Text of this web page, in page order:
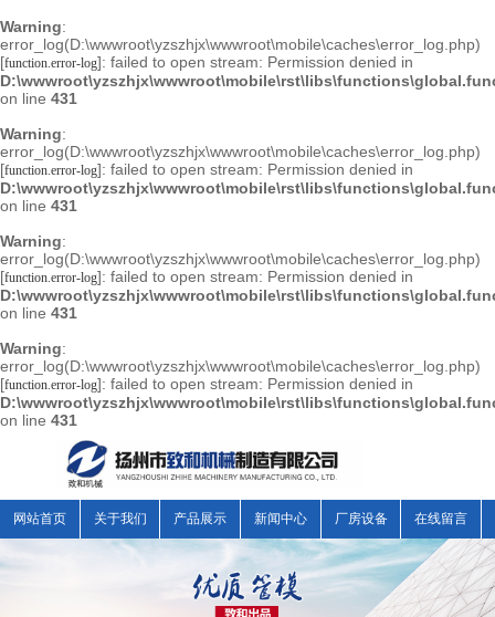
Warning:
error_log(D:\wwwroot\yzszhjx\wwwroot\mobile\caches\error_log.php)
[function.error-log]: failed to open stream: Permission denied in
on line 431
Warning:
error_log(D:\wwwroot\yzszhjx\wwwroot\mobile\caches\error_log.php)
[function.error-log]: failed to open stream: Permission denied in
on line 431
Warning:
error_log(D:\wwwroot\yzszhjx\wwwroot\mobile\caches\error_log.php)
[function.error-log]: failed to open stream: Permission denied in
on line 431
Warning:
error_log(D:\wwwroot\yzszhjx\wwwroot\mobile\caches\error_log.php)
[function.error-log]: failed to open stream: Permission denied in
on line 431
网站首页 关于我们 产品展示 新闻中心 厂房设备 在线留言